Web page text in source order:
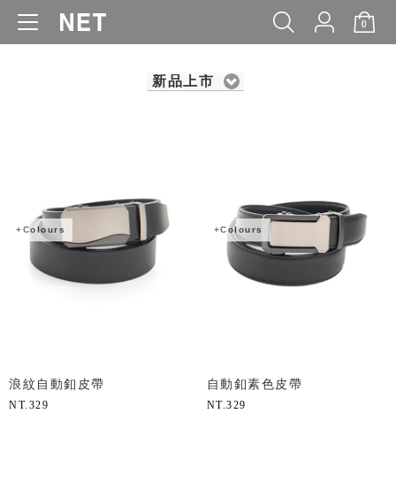
0
WOMEN MEN KIDS BABY
新品上市
+Colours
浪紋自動釦皮帶
NT. 329
+Colours
自動釦素色皮帶
NT.329